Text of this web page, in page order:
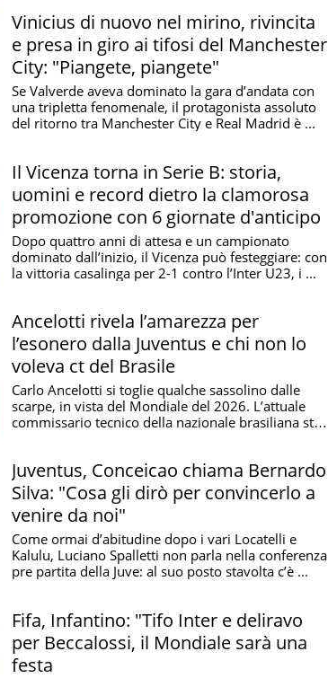
Vinicius di nuovo nel mirino, rivincita
e presa in giro ai tifosi del Manchester
City: "Piangete, piangete"
Se Valverde aveva dominato la gara d’andata con
una tripletta fenomenale, il protagonista assoluto
del ritorno tra Manchester City e Real Madrid è ...
Il Vicenza torna in Serie B: storia,
uomini e record dietro la clamorosa
promozione con 6 giornate d'anticipo
Dopo quattro anni di attesa e un campionato
dominato dall’inizio, il Vicenza può festeggiare: con
la vittoria casalinga per 2-1 contro l’Inter U23, i ...
Ancelotti rivela l’amarezza per
l’esonero dalla Juventus e chi non lo
voleva ct del Brasile
Carlo Ancelotti si toglie qualche sassolino dalle
scarpe, in vista del Mondiale del 2026. L’attuale
commissario tecnico della nazionale brasiliana sta
Juventus, Conceicao chiama Bernardo
Silva: "Cosa gli dirò per convincerlo a
venire da noi"
Come ormai d’abitudine dopo i vari Locatelli e
Kalulu, Luciano Spalletti non parla nella conferenza
pre partita della Juve: al suo posto stavolta c’è ...
Fifa, Infantino: "Tifo Inter e deliravo
per Beccalossi, il Mondiale sarà una
festa